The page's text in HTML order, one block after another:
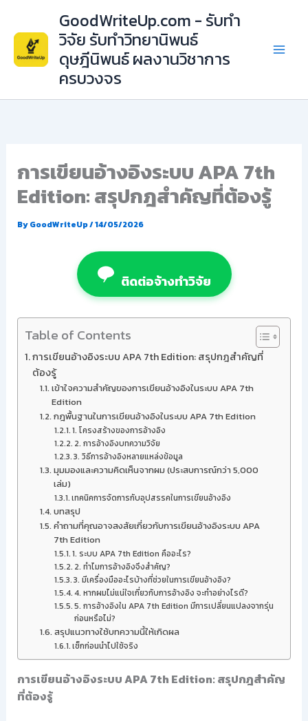
content
GoodWriteUp.com - รับทำ
วิจัย รับทำวิทยานิพนธ์
ดุษฎีนิพนธ์ ผลงานวิชาการ
ครบวงจร
การเขียนอ้างอิงระบบ APA 7th
Edition: สรุปกฎสำคัญที่ต้องรู้
ByGoodWriteUp/14/05/2026
ติดต่อจ้างทำวิจัย
Table of Contents
การเขียนอ้างอิงระบบ APA 7th Edition: สรุปกฎสำคัญที่
ต้องรู้
เข้าใจความสำคัญของการเขียนอ้างอิงในระบบ APA 7th
Edition
กฎพื้นฐานในการเขียนอ้างอิงในระบบ APA 7th Edition
1. โครงสร้างของการอ้างอิง
2. การอ้างอิงบทความวิจัย
3. วิธีการอ้างอิงหลายแหล่งข้อมูล
มุมมองและความคิดเห็นจากผม (ประสบการณ์กว่า 5,000
เล่ม)
เทคนิคการจัดการกับอุปสรรคในการเขียนอ้างอิง
บทสรุป
คำถามที่คุณอาจสงสัยเกี่ยวกับการเขียนอ้างอิงระบบ APA
7th Edition
1. ระบบ APA 7th Edition คืออะไร?
2. ทำไมการอ้างอิงจึงสำคัญ?
3. มีเครื่องมืออะไรบ้างที่ช่วยในการเขียนอ้างอิง?
4. หากผมไม่แน่ใจเกี่ยวกับการอ้างอิง จะทำอย่างไรดี?
5. การอ้างอิงใน APA 7th Edition มีการเปลี่ยนแปลงจากรุ่น
ก่อนหรือไม่?
สรุปแนวทางใช้บทความนี้ให้เกิดผล
เช็กก่อนนำไปใช้จริง
การเขียนอ้างอิงระบบ APA 7th Edition: สรุปกฎสำคัญ
ที่ต้องรู้